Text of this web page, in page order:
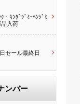
・ｷﾝｸﾞｼﾞﾐｰﾍﾝｼﾞﾐ
品入荷
セール最終日
ンバー